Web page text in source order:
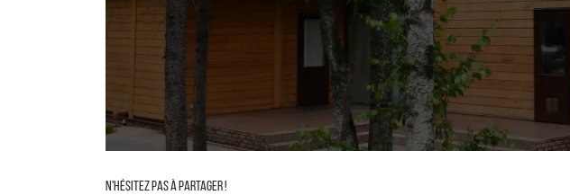
N'hésitez pas à partager !